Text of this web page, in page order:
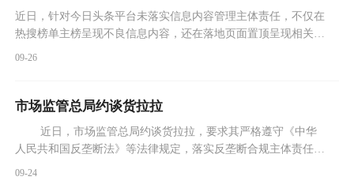
近日，针对今日头条平台未落实信息内容管理主体责任，不仅在
热搜榜单主榜呈现不良信息内容，还在落地页面置顶呈现相关话
题，破坏网络生态的问题，国家网信办指导北京市网信办，依据
施。
09-26
市场监管总局约谈货拉拉
近日，市场监管总局约谈货拉拉，要求其严格遵守《中华
人民共和国反垄断法》等法律规定，落实反垄断合规主体责任，
及时规范经营行为，公平参与市场竞争，维护货车司机、消费者
09-24